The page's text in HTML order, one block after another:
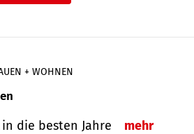
+ WOHNEN
die besten Jahre mehr